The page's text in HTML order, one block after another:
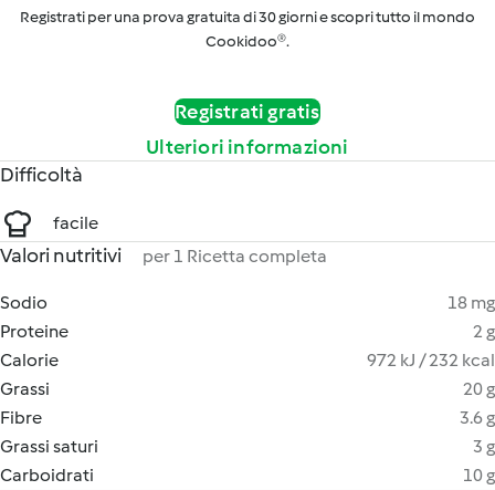
Registrati per una prova gratuita di 30 giorni e scopri tutto il mondo
Cookidoo®.
Registrati gratis
Ulteriori informazioni
Difficoltà
facile
Valori nutritivi per 1 Ricetta completa
Sodio
18 mg
Proteine
2 g
Calorie
972 kJ / 232 kcal
Grassi
20 g
Fibre
3.6 g
Grassi saturi
3 g
Carboidrati
10 g